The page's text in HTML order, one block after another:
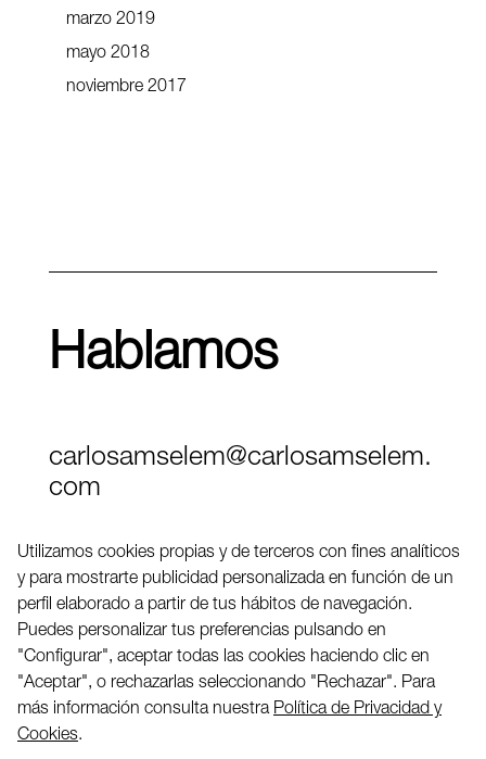
marzo 2019
mayo 2018
noviembre 2017
Hablamos
carlosamselem@carlosamselem.
com
Twitter
LinkedIN
2026 ©
Utilizamos cookies propias y de terceros con fines analíticos
y para mostrarte publicidad personalizada en función de un
perfil elaborado a partir de tus hábitos de navegación.
Puedes personalizar tus preferencias pulsando en
"Configurar", aceptar todas las cookies haciendo clic en
"Aceptar", o rechazarlas seleccionando "Rechazar". Para
más información consulta nuestra Política de Privacidad y
Cookies.